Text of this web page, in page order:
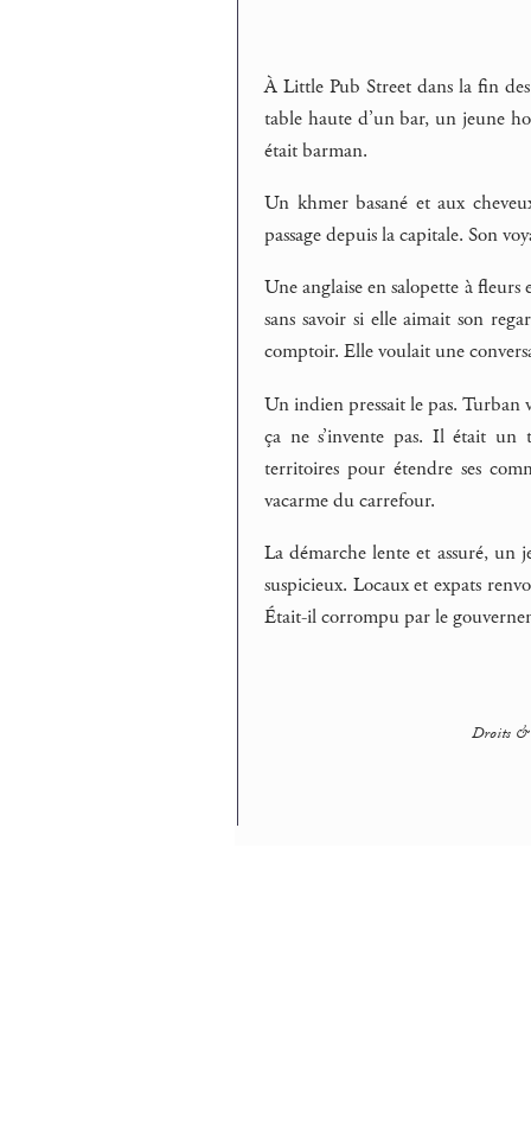
À Little Pub Street dans la fin
table haute d’un bar, un jeune
était barman.
Un khmer basané et aux
passage depuis la capitale. Son
Une anglaise en salopette à
sans savoir si elle aimait son
comptoir. Elle voulait une
Un indien pressait le pas. Turban
ça ne s’invente pas. Il était un
territoires pour étendre ses
vacarme du carrefour.
La démarche lente et assuré, un
suspicieux. Locaux et expats
Était-il corrompu par le
Droits &